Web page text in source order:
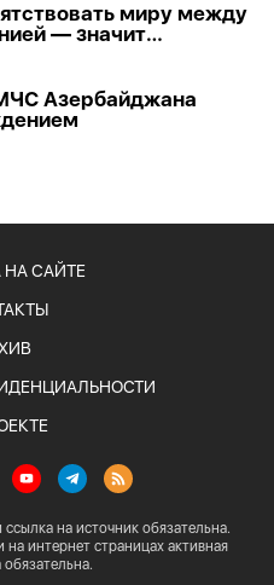
миру между
— значит
себе -
Азербайджана
САЙТЕ
на источник обязательна.
интернет страницах активная